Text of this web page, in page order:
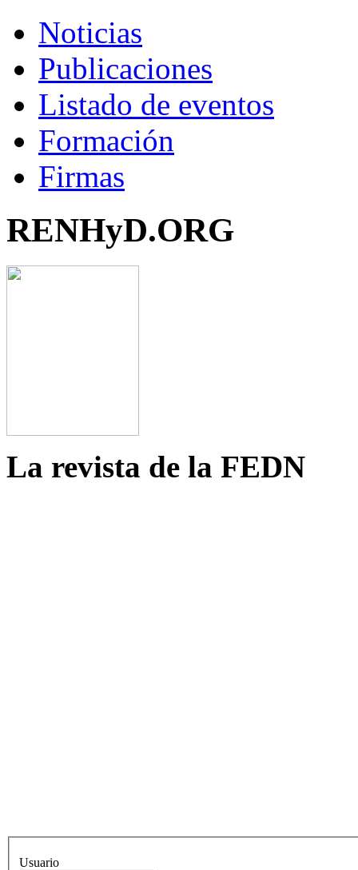
Noticias
Publicaciones
Listado de eventos
Formación
Firmas
RENHyD.ORG
La revista de la FEDN
Usuario